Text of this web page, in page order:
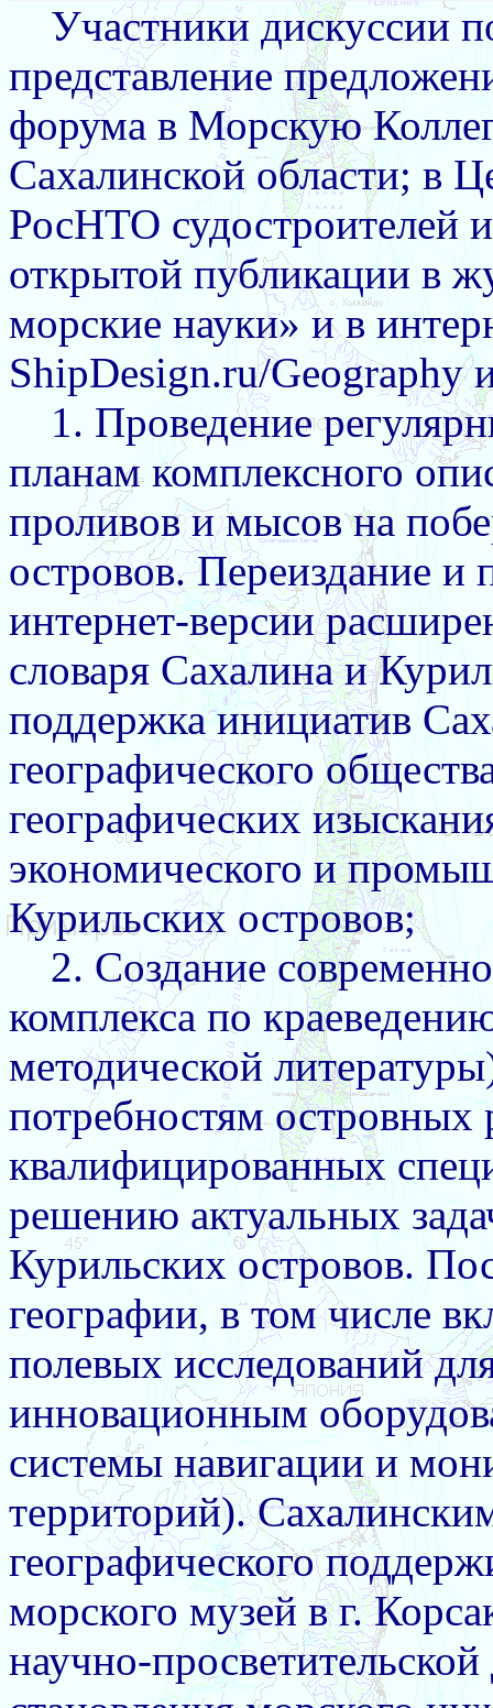
Участники дискуссии
представление
форума в Морскую
Сахалинской области; в
РосНТО судостроителей
открытой публикации в
морские науки» и в
ShipDesign.ru/Geography
1. Проведение
планам комплексного
проливов и мысов на
островов.Переиздание и
интернет-версии
словаря Сахалина и
поддержка инициатив
географического
географических
экономического и
Курильских островов;
2. Создание
комплекса по
методической
потребностям островных
квалифицированных
решению актуальных
Курильских островов.
географии, в том числе
полевых исследований
инновационным
системы навигации и
территорий).
географического
морского музей в г.
научно-